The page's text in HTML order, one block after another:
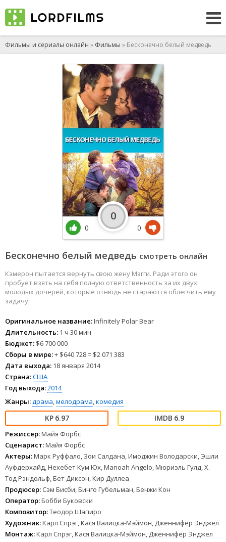
Фильмы и сериалы онлайн » Фильмы » Бесконечно белый медведь
Бесконечно белый медведь смотреть онлайн
Кэмерон пытается вернуть свою жену Мэгги. Ради этого он
пробует взять на себя полную ответственность за их двух
молодых дочерей, которые отнюдь не стараются облегчить ему
задачу.
Оригинальное название:Infinitely Polar Bear
Длительность: 1 ч 30 мин
Бюджет: $6 700 000
Сборы в мире:+ $640 728 = $2 071 383
Дата выхода: 18 января 2014
Страна:США
Год выхода:2014
Жанры: драма мелодрама комедия
6.97 6.9
Режиссер:Майя Форбс
Сценарист:Майя Форбс
Актеры:Марк Руффало, Зои Салдана, Имоджин Володарски, Эшли
Ауфдерхайд, Нехебет Кум Юх, Manoah Angelo, Мюриэль Гулд, Х.
Тод Рэндольф, Бет Диксон, Кир Дуллеа
Продюсер: Сэм Бисби, Бинго Губельман, Бенжи Кон
Оператор:Бобби Буковски
Композитор:Теодор Шапиро
Художник:Карл Спрэг, Кася Валицка-Мэймон, Дженнифер Энджел
Монтаж:Карл Спрэг, Кася Валицка-Мэймон, Дженнифер Энджел
0
0
0